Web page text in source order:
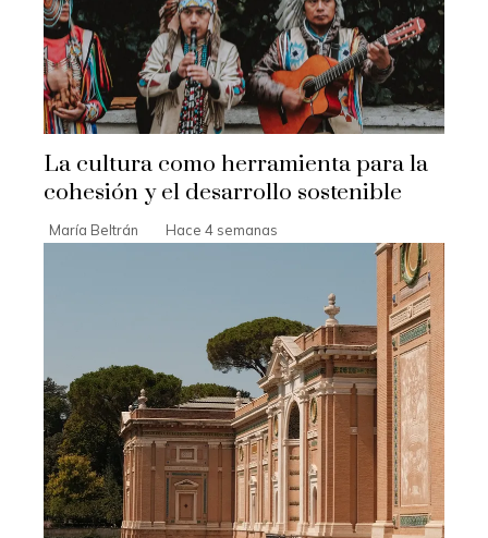
La cultura como herramienta para la
cohesión y el desarrollo sostenible
María Beltrán Hace 4 semanas